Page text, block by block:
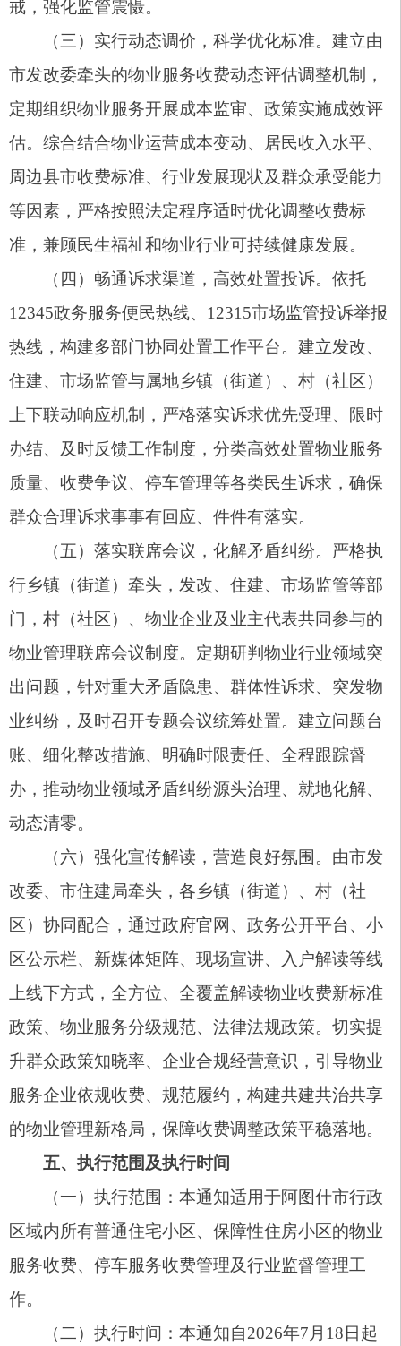
服务收费、停车服务收费管理及行业监督管理工
（二）执行时间：本通知自2026年7月18日起
革委员会会同阿图什市住房和城乡建设局负责解
释，由市市场监督管理局负责全程监督执行。《关
于暂定阿图什市住宅小区物业服务收费和停车服务
收费标准的批复》（阿发改字〔2022〕179号）同
时废止。本通知执行期间，若国家、自治区出台新
阿图什市人民政府
2026年6月18日
（此件公开发布）